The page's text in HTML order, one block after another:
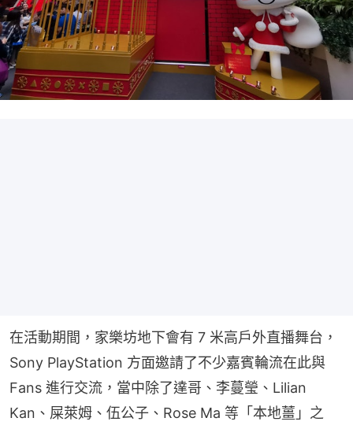
在活動期間，家樂坊地下會有 7 米高戶外直播舞台，
Sony PlayStation 方面邀請了不少嘉賓輪流在此與
Fans 進行交流，當中除了達哥、李蔓瑩、Lilian
Kan、屎萊姆、伍公子、Rose Ma 等「本地薑」之